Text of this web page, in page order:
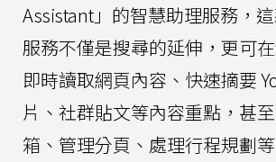
Assistant」的智慧助理服務，
服務不僅是搜尋的延伸，更可
即時讀取網頁內容、快速摘要
片、社群貼文等內容重點，甚
箱、管理分頁、處理行程規劃